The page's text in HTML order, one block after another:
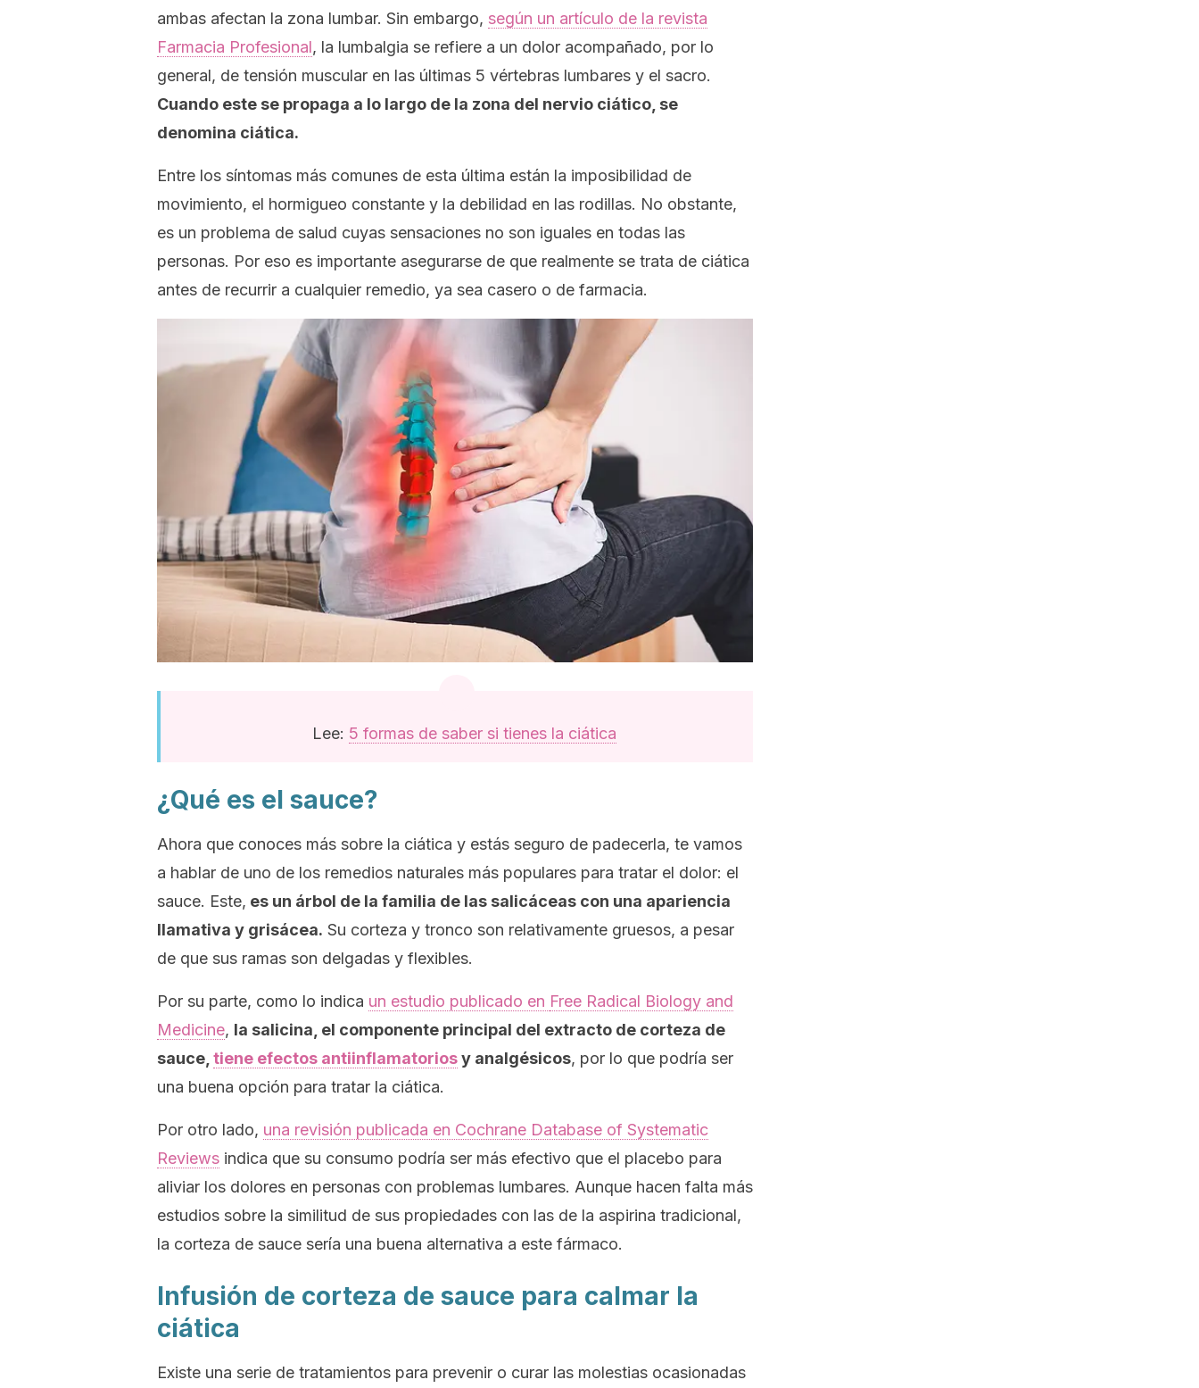
ambas afectan la zona lumbar. Sin embargo, según un artículo de la revista
Farmacia Profesional, la lumbalgia se refiere a un dolor acompañado, por lo
general, de tensión muscular en las últimas 5 vértebras lumbares y el sacro.
Cuando este se propaga a lo largo de la zona del nervio ciático, se
denomina ciática.
Entre los síntomas más comunes de esta última están la imposibilidad de
movimiento, el hormigueo constante y la debilidad en las rodillas. No obstante,
es un problema de salud cuyas sensaciones no son iguales en todas las
personas. Por eso es importante asegurarse de que realmente se trata de ciática
antes de recurrir a cualquier remedio, ya sea casero o de farmacia.
Lee: 5 formas de saber si tienes la ciática
¿Qué es el sauce?
Ahora que conoces más sobre la ciática y estás seguro de padecerla, te vamos
a hablar de uno de los remedios naturales más populares para tratar el dolor: el
sauce. Este, es un árbol de la familia de las salicáceas con una apariencia
llamativa y grisácea. Su corteza y tronco son relativamente gruesos, a pesar
de que sus ramas son delgadas y flexibles.
Por su parte, como lo indica un estudio publicado en Free Radical Biology and
Medicine, la salicina, el componente principal del extracto de corteza de
sauce, tiene efectos antiinflamatoriosy analgésicos, por lo que podría ser
una buena opción para tratar la ciática.
Por otro lado, una revisión publicada en Cochrane Database of Systematic
Reviews indica que su consumo podría ser más efectivo que el placebo para
aliviar los dolores en personas con problemas lumbares. Aunque hacen falta más
estudios sobre la similitud de sus propiedades con las de la aspirina tradicional,
la corteza de sauce sería una buena alternativa a este fármaco.
Infusión de corteza de sauce para calmar la
ciática
Existe una serie de tratamientos para prevenir o curar las molestias ocasionadas